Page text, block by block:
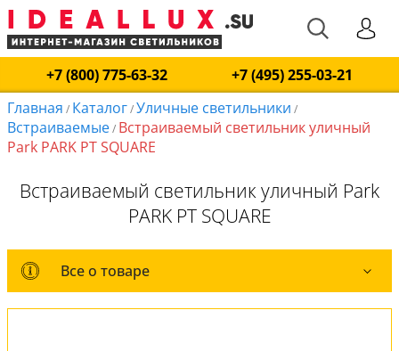
+7 (800) 775-63-32
+7 (495) 255-03-21
Главная / Каталог/Уличные светильники /
Встраиваемые/ Встраиваемый светильник уличный
Park PARK PT SQUARE
Встраиваемый светильник уличный Park
PARK PT SQUARE
Все о товаре
Все о товаре